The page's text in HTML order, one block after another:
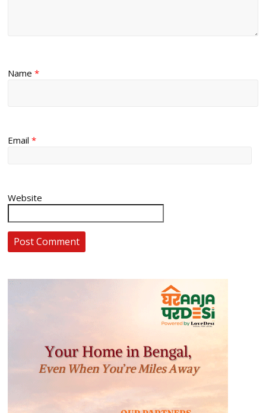
Name*
Email*
Website